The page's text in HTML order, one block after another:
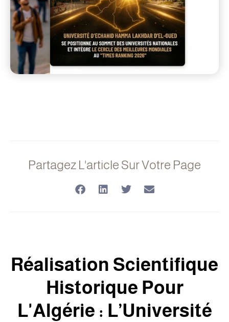
Partagez L'article Sur Votre Page
Réalisation Scientifique
Historique Pour
L'Algérie : L’Université